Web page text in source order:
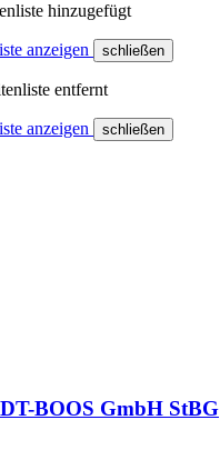
hinzugefügt
anzeigen schließen
entfernt
anzeigen schließen
BOOS GmbH StBG